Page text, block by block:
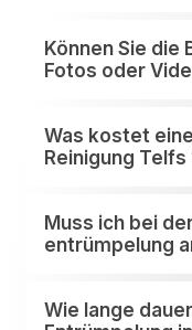
Können Sie die
Fotos oder
Was kostet
Reinigung Telfs
Muss ich bei
entrümpelung
Wie lange